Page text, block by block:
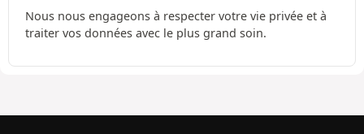
Nous nous engageons à respecter votre vie privée et à
traiter vos données avec le plus grand soin.